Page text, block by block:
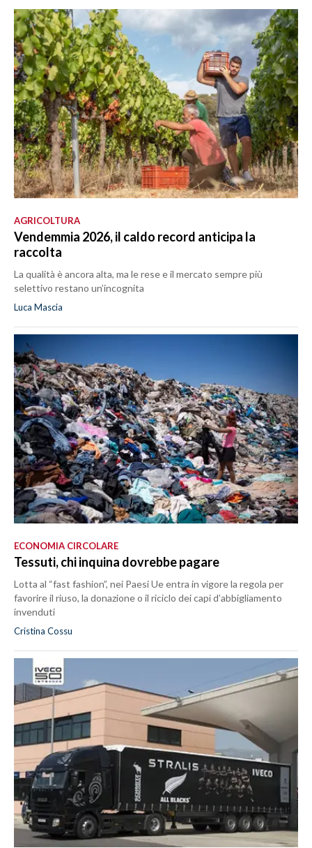
AGRICOLTURA
Vendemmia 2026, il caldo record anticipa la
raccolta
La qualità è ancora alta, ma le rese e il mercato sempre più
selettivo restano un’incognita
Luca Mascia
ECONOMIA CIRCOLARE
Tessuti, chi inquina dovrebbe pagare
Lotta al “fast fashion”, nei Paesi Ue entra in vigore la regola per
favorire il riuso, la donazione o il riciclo dei capi d’abbigliamento
invenduti
Cristina Cossu